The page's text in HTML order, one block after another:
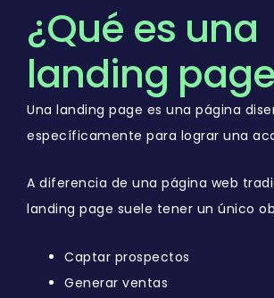
¿Qué es una
landing
Una landing page es una página
específicamente para lograr una
A diferencia de una página web
landing page suele tener un único
Captar prospectos
Generar ventas